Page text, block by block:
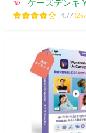
ョップ
4.77